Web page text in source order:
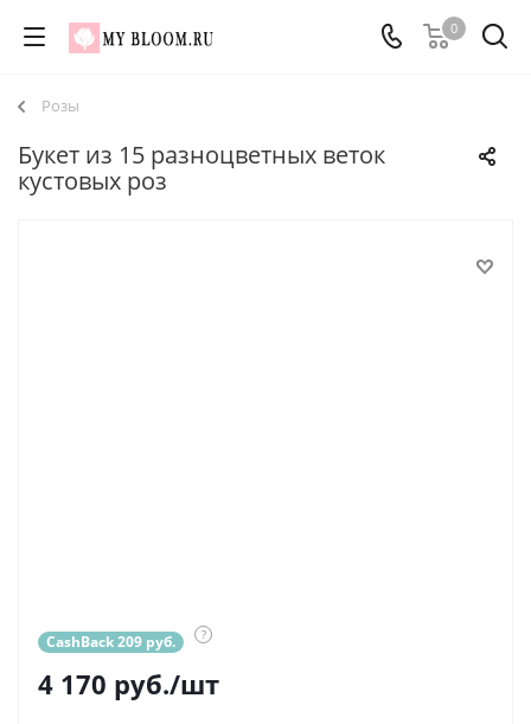
0
Розы
Букет из 15 разноцветных веток
кустовых роз
CashBack 209 руб. ?
4 170 руб./шт